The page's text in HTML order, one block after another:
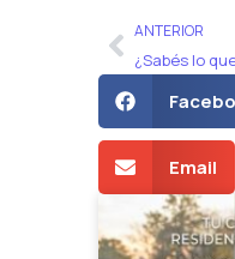
AntANTERIOR
¿Sabés lo
Email